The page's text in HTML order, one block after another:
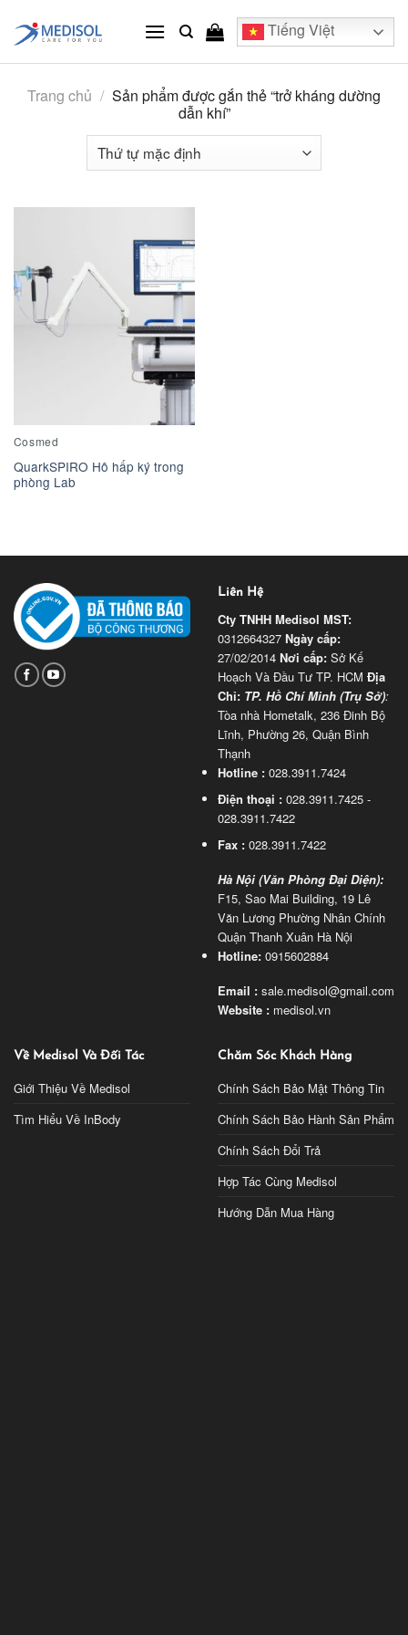
content
Tiếng Việt
Trang chủ / Sản phẩm được gắn thẻ “trở kháng dường
dẫn khí”
Cosmed
QuarkSPIRO Hô hấp ký trong
phòng Lab
Liên Hệ
Cty TNHH Medisol MST:
0312664327 Ngày cấp:
27/02/2014 Nơi cấp: Sở Kế
Hoạch Và Đầu Tư TP. HCM Địa
Chỉ: TP. Hồ Chí Minh (Trụ Sở):
Tòa nhà Hometalk, 236 Đinh Bộ
Lĩnh, Phường 26, Quận Bình
Thạnh
Hotline : 028.3911.7424
Điện thoại : 028.3911.7425 -
028.3911.7422
Fax : 028.3911.7422
Hà Nội (Văn Phòng Đại Diện):
F15, Sao Mai Building, 19 Lê
Văn Lương Phường Nhân Chính
Quận Thanh Xuân Hà Nội
Hotline: 0915602884
Email : sale.medisol@gmail.com
Website : medisol.vn
Về Medisol Và Đối Tác
Giới Thiệu Về Medisol
Tìm Hiểu Về InBody
Chăm Sóc Khách Hàng
Chính Sách Bảo Mật Thông Tin
Chính Sách Bảo Hành Sản Phẩm
Chính Sách Đổi Trả
Hợp Tác Cùng Medisol
Hướng Dẫn Mua Hàng